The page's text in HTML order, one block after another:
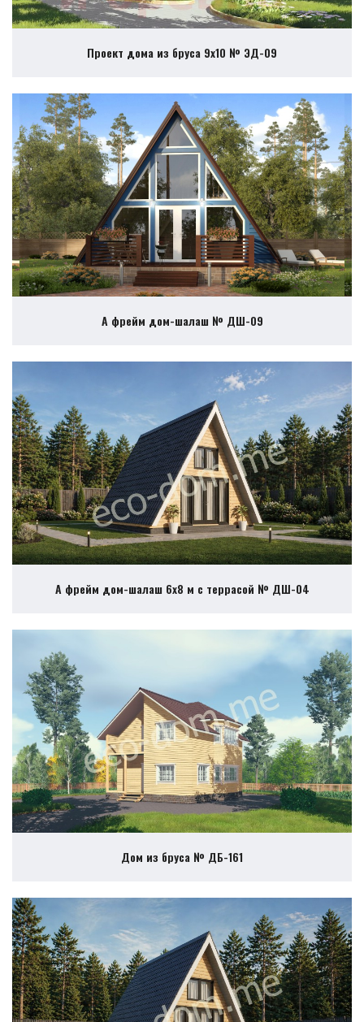
Проект дома из бруса 9х10 № ЭД-09
А фрейм дом-шалаш № ДШ-09
А фрейм дом-шалаш 6х8 м с террасой № ДШ-04
Дом из бруса № ДБ-161